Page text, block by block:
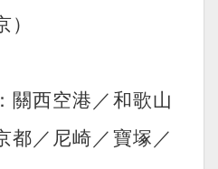
關西空港／和歌山
都／尼崎／寶塚／